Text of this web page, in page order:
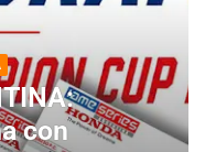
con